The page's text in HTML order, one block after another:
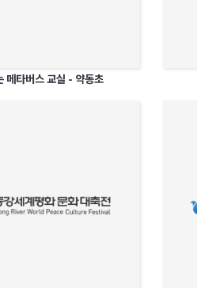
메타버스 교실 - 약동초